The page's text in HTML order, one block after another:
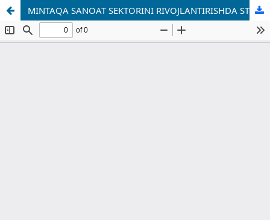
MINTAQA SANOAT SEKTORINI RIVOJLANTIRISHDA STRATEGIK BOSHQARUV USULLARIDAN FOYDALANISH (XORAZM VILOYATI MISOLIDA)